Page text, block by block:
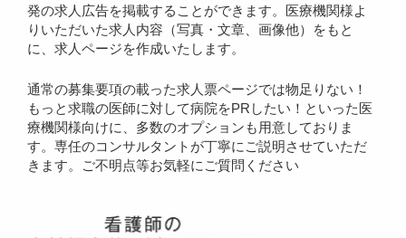
発の求人広告を掲載することができます。医療機関様よ
りいただいた求人内容（写真・文章、画像他）をもと
に、求人ページを作成いたします。
通常の募集要項の載った求人票ページでは物足りない！
もっと求職の医師に対して病院をPRしたい！といった医
療機関様向けに、多数のオプションも用意しておりま
す。専任のコンサルタントが丁寧にご説明させていただ
きます。ご不明点等お気軽にご質問ください